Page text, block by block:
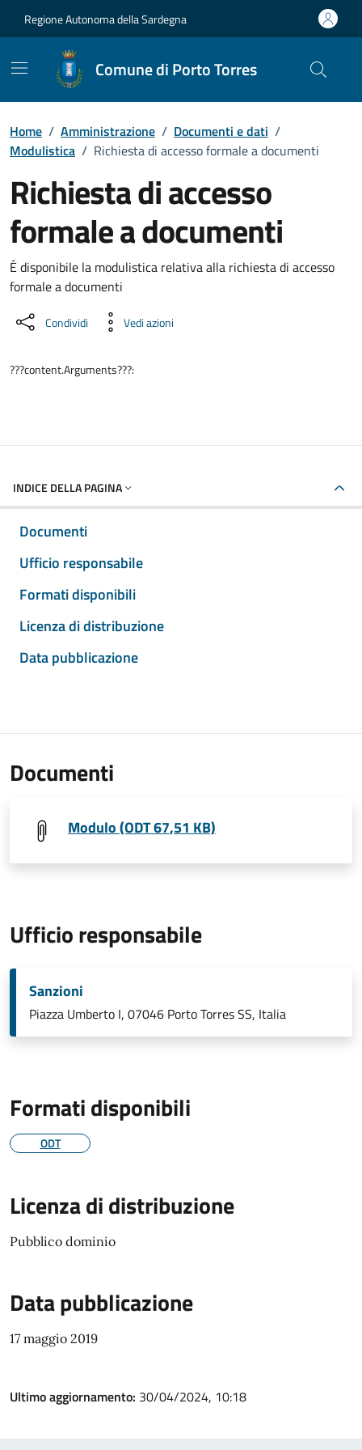
Regione Autonoma della Sardegna
Comune di Porto Torres
Home / Amministrazione / Documenti e dati /
Modulistica / Richiesta di accesso formale a documenti
Richiesta di accesso
formale a documenti
Dettaglio del documento
É disponibile la modulistica relativa alla richiesta di accesso
formale a documenti
Condividi Vedi azioni
???content.Arguments???:
INDICE DELLA PAGINA
Documenti
Ufficio responsabile
Formati disponibili
Licenza di distribuzione
Data pubblicazione
Documenti
Modulo (ODT 67,51 KB)
Ufficio responsabile
Sanzioni
Piazza Umberto I, 07046 Porto Torres SS, Italia
Formati disponibili
ODT
Licenza di distribuzione
Pubblico dominio
Data pubblicazione
17 maggio 2019
Ultimo aggiornamento: 30/04/2024, 10:18